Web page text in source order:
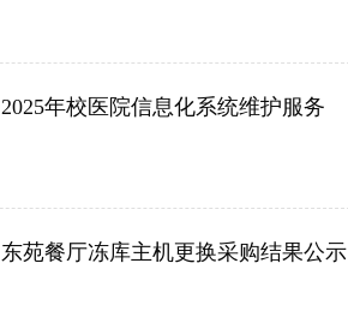
2025年校医院信息化系统维护服务
东苑餐厅冻库主机更换采购结果公示